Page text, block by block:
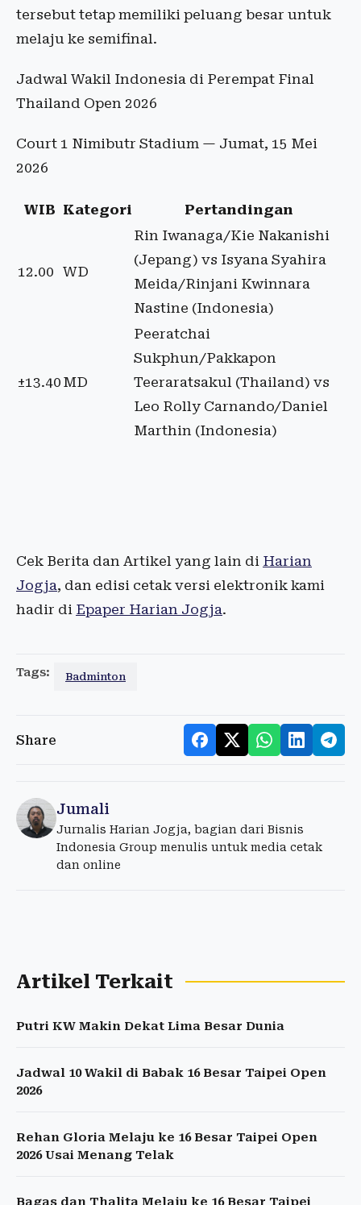
tersebut tetap memiliki peluang besar untuk
melaju ke semifinal.
Jadwal Wakil Indonesia di Perempat Final
Thailand Open 2026
Court 1 Nimibutr Stadium — Jumat, 15 Mei
2026
WIB Kategori Pertandingan
12.00 WD
Rin Iwanaga/Kie Nakanishi
(Jepang) vs Isyana Syahira
Meida/Rinjani Kwinnara
Nastine (Indonesia)
±13.40 MD
Peeratchai
Sukphun/Pakkapon
Teeraratsakul (Thailand) vs
Leo Rolly Carnando/Daniel
Marthin (Indonesia)
Cek Berita dan Artikel yang lain di Harian
Jogja, dan edisi cetak versi elektronik kami
hadir di Epaper Harian Jogja.
Tags: Badminton
Share
Jumali
Jurnalis Harian Jogja, bagian dari Bisnis
Indonesia Group menulis untuk media cetak
dan online
Artikel Terkait
Putri KW Makin Dekat Lima Besar Dunia
Jadwal 10 Wakil di Babak 16 Besar Taipei Open
2026
Rehan Gloria Melaju ke 16 Besar Taipei Open
2026 Usai Menang Telak
Bagas dan Thalita Melaju ke 16 Besar Taipei